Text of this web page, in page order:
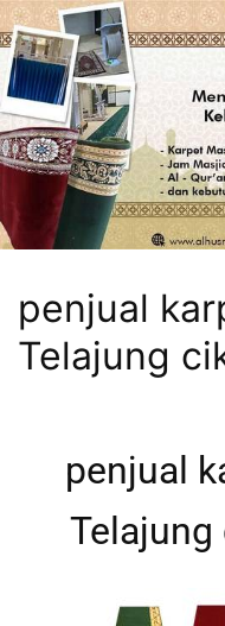
penjual
Telajung
penjual
Telajung